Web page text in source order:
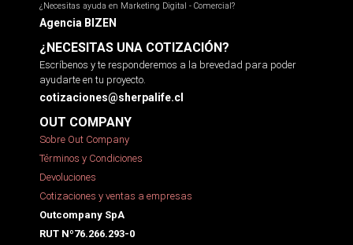
¿Necesitas ayuda en Marketing Digital - Comercial?
Agencia BIZEN
¿NECESITAS UNA COTIZACIÓN?
Escríbenos y te responderemos a la brevedad para poder
ayudarte en tu proyecto.
cotizaciones@sherpalife.cl
OUT COMPANY
Sobre Out Company
Términos y Condiciones
Devoluciones
Cotizaciones y ventas a empresas
Outcompany SpA
RUT Nº76.266.293-0